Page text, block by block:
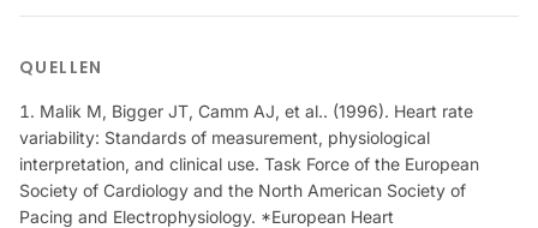
QUELLEN
Malik M, Bigger JT, Camm AJ, et al.. (1996). Heart rate
variability: Standards of measurement, physiological
interpretation, and clinical use. Task Force of the European
Society of Cardiology and the North American Society of
Pacing and Electrophysiology. *European Heart